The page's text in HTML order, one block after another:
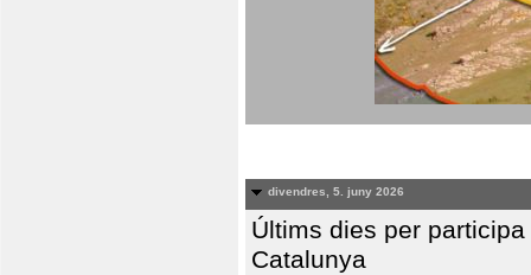
divendres, 5. juny 2026
Últims dies per
Catalunya